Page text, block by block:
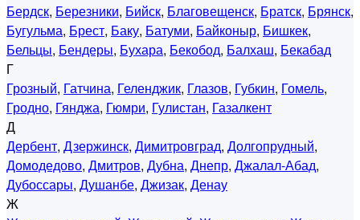
Бердск, Березники, Бийск, Благовещенск, Братск, Брянск,
Бугульма, Брест, Баку, Батуми, Байконыр, Бишкек,
Бельцы, Бендеры, Бухара, Бекобод, Балхаш, Бекабад
Г
Грозный, Гатчина, Геленджик, Глазов, Губкин, Гомель,
Гродно, Гянджа, Гюмри, Гулистан, Газалкент
Д
Дербент, Дзержинск, Димитровград, Долгопрудный,
Домодедово, Дмитров, Дубна, Днепр, Джалал-Абад,
Дубоссары, Душанбе, Джизак, Денау
Ж